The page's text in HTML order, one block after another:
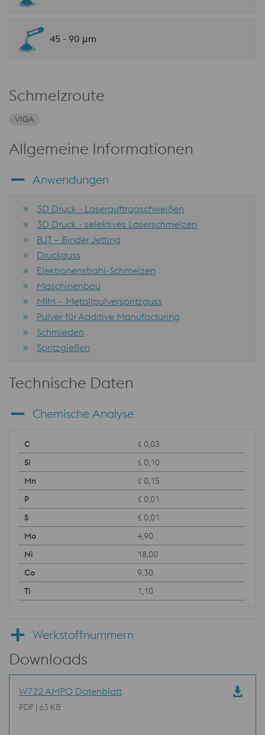
45 - 90 μm
Schmelzroute
VIGA
Allgemeine Informationen
Anwendungen
3D Druck - Laserauftragschweißen
3D Druck - selektives Laserschmelzen
BJT – Binder Jetting
Druckguss
Elektronenstrahl-Schmelzen
Maschinenbau
MIM – Metallpulverspritzguss
Pulver für Additive Manufacturing
Schmieden
Spritzgießen
Technische Daten
Chemische Analyse
≤ 0,03
≤ 0,10
≤ 0,15
≤ 0,01
≤ 0,01
4,90
18,00
9,30
1,10
Werkstoffnummern
Downloads
W722 AMPO Datenblatt
PDF | 63 KB